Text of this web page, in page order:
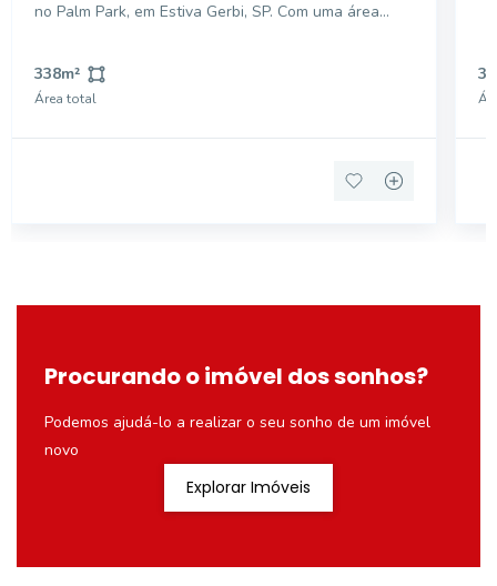
no Palm Park, em Estiva Gerbi, SP. Com uma área
investimento ou para a construção do seu sonho. A
localização oferece fácil acesso às principais vias da
338m²
Área total
Procurando o imóvel dos sonhos?
Podemos ajudá-lo a realizar o seu sonho de um imóvel
novo
Explorar Imóveis